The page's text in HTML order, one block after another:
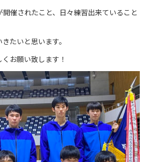
催されたこと、日々練習出来ていること
たいと思います。
お願い致します！